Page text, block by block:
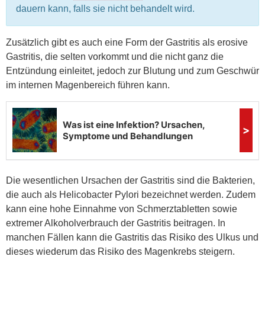
dauern kann, falls sie nicht behandelt wird.
Zusätzlich gibt es auch eine Form der Gastritis als erosive
Gastritis, die selten vorkommt und die nicht ganz die
Entzündung einleitet, jedoch zur Blutung und zum Geschwür
im internen Magenbereich führen kann.
Die wesentlichen Ursachen der Gastritis sind die Bakterien,
die auch als Helicobacter Pylori bezeichnet werden. Zudem
kann eine hohe Einnahme von Schmerztabletten sowie
extremer Alkoholverbrauch der Gastritis beitragen. In
manchen Fällen kann die Gastritis das Risiko des Ulkus und
dieses wiederum das Risiko des Magenkrebs steigern.